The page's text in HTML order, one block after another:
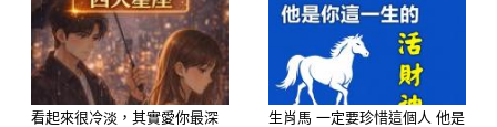
會找上門。
看起來很冷淡，其實愛你最深
生肖馬 一定要珍惜這個人 他是